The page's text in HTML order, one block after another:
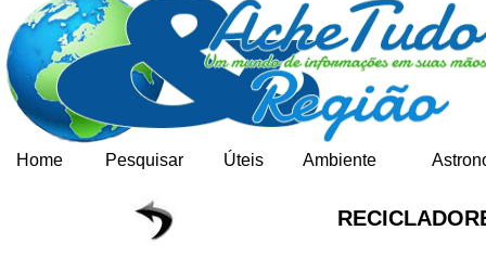
Home Pesquisar Úteis Ambiente